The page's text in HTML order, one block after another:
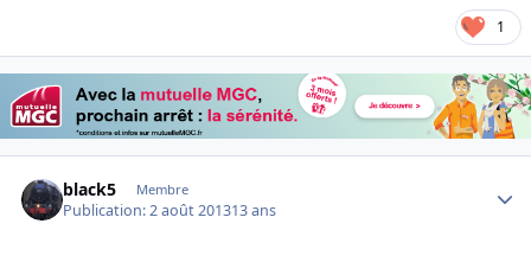
1
black5 Membre
Publication:2 août 201313 ans